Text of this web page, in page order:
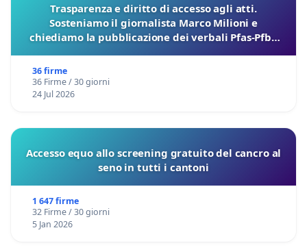
Trasparenza e diritto di accesso agli atti.
Sosteniamo il giornalista Marco Milioni e
chiediamo la pubblicazione dei verbali Pfas-Pfba
36 firme
36 Firme / 30 giorni
24 Jul 2026
Accesso equo allo screening gratuito del cancro al
seno in tutti i cantoni
1 647 firme
32 Firme / 30 giorni
5 Jan 2026